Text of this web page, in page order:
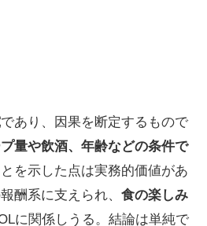
であり、因果を断定するもので
量や飲酒、年齢などの条件で
を示した点は実務的価値があ
酬系に支えられ、 食の楽しみ
に関係しうる。結論は単純で